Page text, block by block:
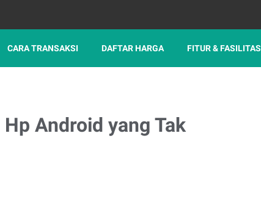
CARA TRANSAKSI DAFTAR HARGA FITUR & FASILITAS
Android yang Tak